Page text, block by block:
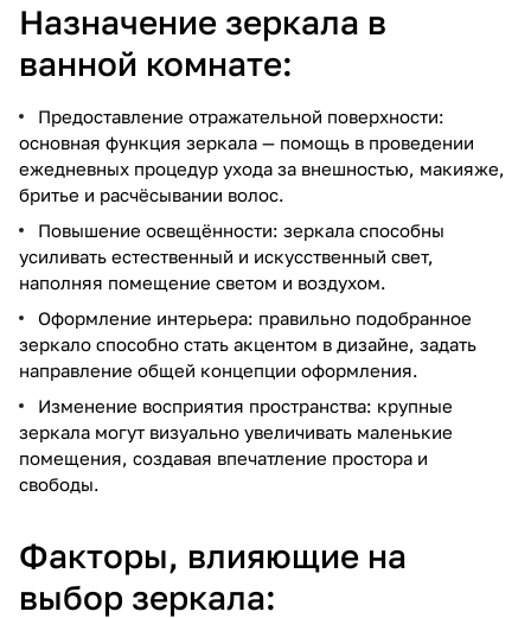
Назначение зеркала в
ванной комнате:
Предоставление отражательной поверхности:
основная функция зеркала — помощь в проведении
ежедневных процедур ухода за внешностью, макияже,
бритье и расчёсывании волос.
Повышение освещённости: зеркала способны
усиливать естественный и искусственный свет,
наполняя помещение светом и воздухом.
Оформление интерьера: правильно подобранное
зеркало способно стать акцентом в дизайне, задать
направление общей концепции оформления.
Изменение восприятия пространства: крупные
зеркала могут визуально увеличивать маленькие
помещения, создавая впечатление простора и
свободы.
Факторы, влияющие на
выбор зеркала: